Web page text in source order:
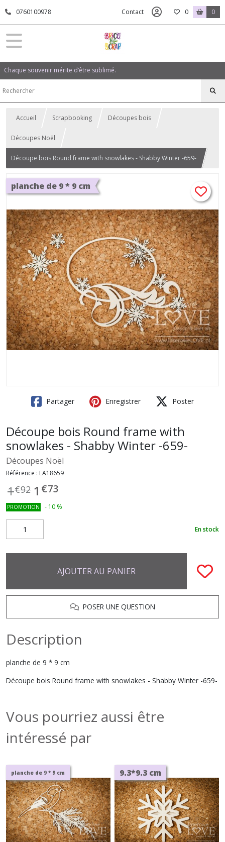
0760100978 Contact 0 0
Chaque souvenir mérite d’être sublimé.
Accueil Scrapbooking Découpes bois
Découpes Noël
Découpe bois Round frame with snowlakes - Shabby Winter -659-
planche de 9 * 9 cm
Partager Enregistrer Poster
Découpe bois Round frame with
snowlakes - Shabby Winter -659-
Découpes Noël
Référence : LA18659
1€92 1 €73
PROMOTION - 10 %
En stock
AJOUTER AU PANIER
POSER UNE QUESTION
Description
planche de 9 * 9 cm
Découpe bois Round frame with snowlakes - Shabby Winter -659-
Vous pourriez aussi être
intéressé par
planche de 9 * 9 cm 9.3*9.3 cm